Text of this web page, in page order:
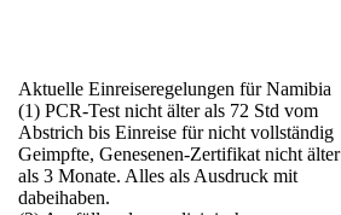
Aktuelle Einreiseregelungen für Namibia
(1) PCR-Test nicht älter als 72 Std vom
Abstrich bis Einreise für nicht vollständig
Geimpfte, Genesenen-Zertifikat nicht älter
als 3 Monate. Alles als Ausdruck mit
dabeihaben.